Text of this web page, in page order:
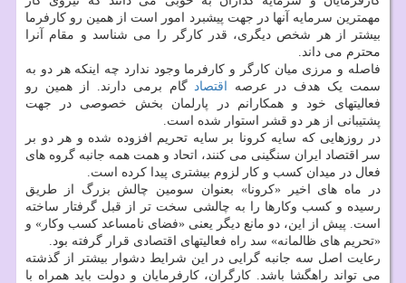
مهمترین سرمایه آنها در جهت پیشبرد امور است از همین رو کارفرما
بیشتر از هر شخص دیگری، قدر کارگر را می شناسد و مقام آنرا
محترم می داند.
فاصله و مرزی میان کارگر و کارفرما وجود ندارد چه اینکه هر دو به
سمت یک هدف در عرصه
اقتصادگام برمی دارند. از همین رو
فعالیتهای خود و همکارانم در پارلمان بخش خصوصی در جهت
پشتیبانی از هر دو قشر استوار شده است.
در روزهایی که سایه کرونا بر سایه تحریم افزوده شده و هر دو بر
سر اقتصاد ایران سنگینی می کنند، اتحاد و همت همه جانبه گروه های
فعال در میدان کسب و کار لزوم بیشتری پیدا کرده است.
در ماه های اخیر «کرونا» بعنوان سومین چالش بزرگ از طریق
رسیده و کسب وکارها را به چالشی سخت تر از قبل گرفتار ساخته
است. پیش از این، دو مانع دیگر یعنی «فضای نامساعد کسب وکار» و
«تحریم های ظالمانه» سد راه فعالیتهای اقتصادی قرار گرفته بود.
رعایت اصل سه جانبه گرایی در این شرایط دشوار بیشتر از گذشته
می تواند راهگشا باشد. کارگران، کارفرمایان و دولت باید همراه با